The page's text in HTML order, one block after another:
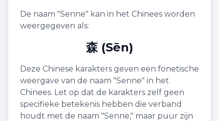
De naam "Senne" kan in het Chinees worden
weergegeven als:
森 (Sēn)
Deze Chinese karakters geven een fonetische
weergave van de naam "Senne" in het
Chinees. Let op dat de karakters zelf geen
specifieke betekenis hebben die verband
houdt met de naam "Senne," maar puur zijn